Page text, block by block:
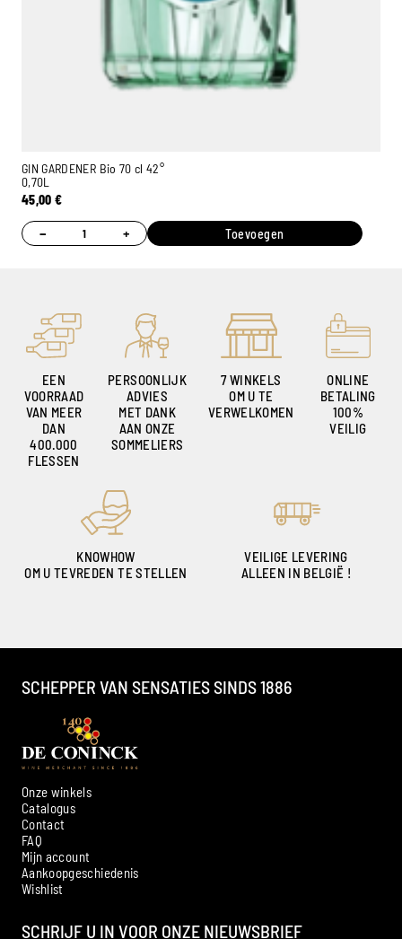
GIN GARDENER Bio 70 cl 42°
0,70L
45,00€
− + Toevoegen
EEN
VOORRAAD
VAN MEER
DAN
400.000
FLESSEN
PERSOONLIJK
ADVIES
MET DANK
AAN ONZE
SOMMELIERS
7 WINKELS
OM U TE
VERWELKOMEN
ONLINE
BETALING
100%
VEILIG
KNOWHOW
OM U TEVREDEN TE STELLEN
VEILIGE LEVERING
ALLEEN IN BELGIË !
Onze winkels
Catalogus
Contact
FAQ
Mijn account
Aankoopgeschiedenis
Wishlist
SCHRIJF U IN VOOR ONZE NIEUWSBRIEF
SCHEPPER VAN SENSATIES SINDS 1886